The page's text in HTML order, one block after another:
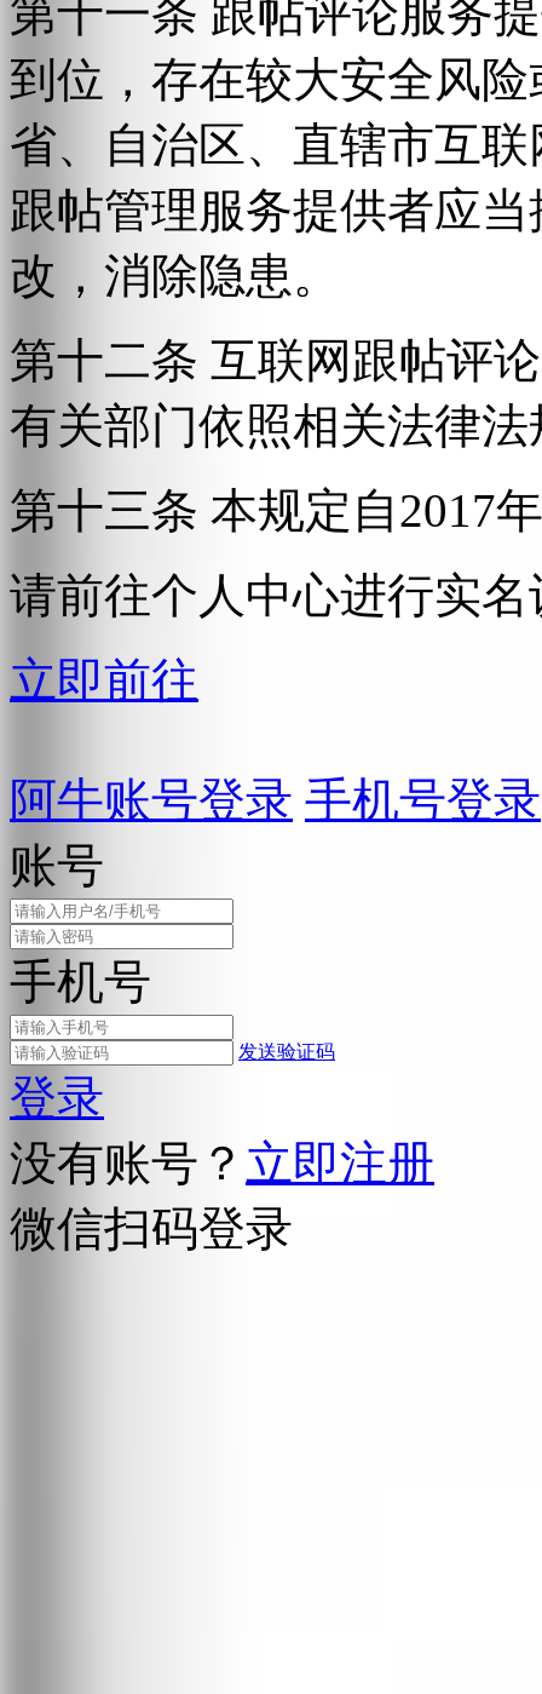
第十一条 跟帖评论服务
到位，存在较大安全风
省、自治区、直辖市互
跟帖管理服务提供者应
改，消除隐患。
第十二条 互联网跟帖评
有关部门依照相关法律
第十三条 本规定自2017
请前往个人中心进行实名
立即前往
阿牛账号登录 手机号登录
账号
手机号
发送验证码
登录
没有账号？ 立即注册
微信扫码登录